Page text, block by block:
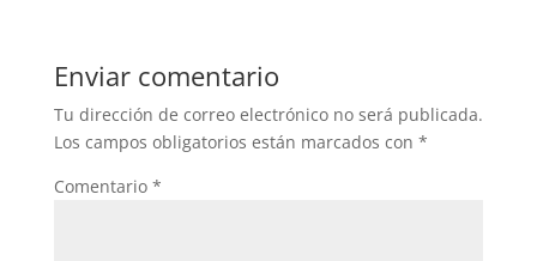
Enviar comentario
Tu dirección de correo electrónico no será publicada.
Los campos obligatorios están marcados con *
Comentario *